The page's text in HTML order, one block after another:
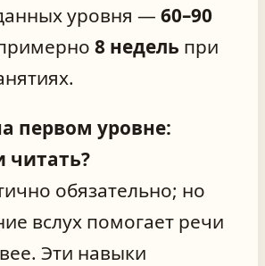
уровня — 60–90
8 недель при
первом уровне:
читать?
обязательно; но
вслух помогает речи
Эти навыки